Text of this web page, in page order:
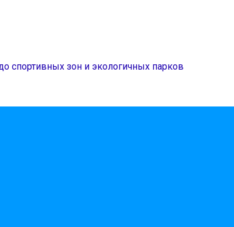
спортивных зон и экологичных парков